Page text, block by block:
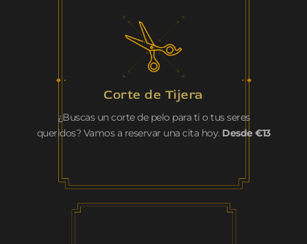
Corte de Tijera
¿Buscas un corte de pelo para ti o tus seres
queridos? Vamos a reservar una cita hoy. Desde €13